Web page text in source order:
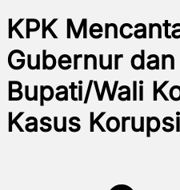
KPK
Gubernur dan
Bupati/Wali
Kasus Korupsi